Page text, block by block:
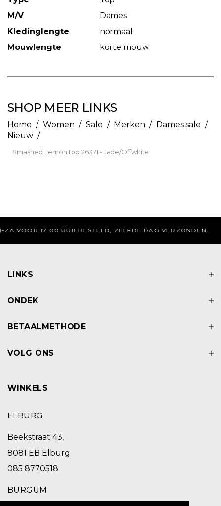
M/V
Dames
Kledinglengte
normaal
Mouwlengte
korte mouw
SHOP MEER LINKS
Home / Women / Sale / Merken / Dames sale /
Nieuw /
Smashed Lemon top 26371 - Jade/Offwhite
GRATIS VERZENDING BOVEN DE 75 EURO
LINKS
ONDEK
BETAALMETHODE
VOLG ONS
WINKELS
ELBURG
Beekstraat 43,
8081 EB Elburg
085 8770518
BURGUM